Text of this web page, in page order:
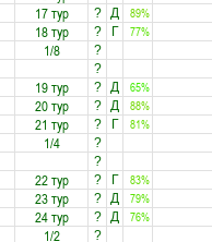
17 тур ? Д 89%
18 тур ? Г 77%
1/8 ?
?
19 тур ? Д 65%
20 тур ? Д 88%
21 тур ? Г 81%
1/4 ?
?
22 тур ? Г 83%
23 тур ? Д 79%
24 тур ? Д 76%
1/2 ?